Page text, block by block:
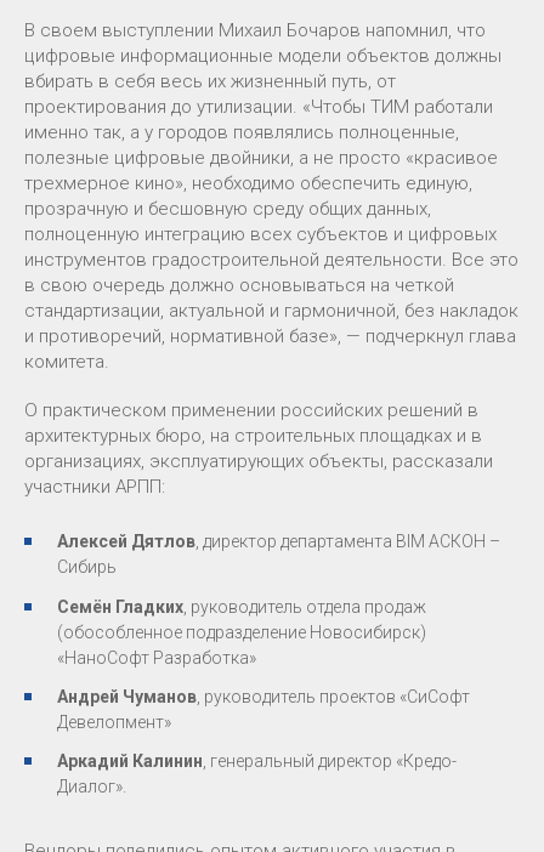
В своем выступлении Михаил Бочаров напомнил, что
цифровые информационные модели объектов должны
вбирать в себя весь их жизненный путь, от
проектирования до утилизации. «Чтобы ТИМ работали
именно так, а у городов появлялись полноценные,
полезные цифровые двойники, а не просто «красивое
трехмерное кино», необходимо обеспечить единую,
прозрачную и бесшовную среду общих данных,
полноценную интеграцию всех субъектов и цифровых
инструментов градостроительной деятельности. Все это
в свою очередь должно основываться на четкой
стандартизации, актуальной и гармоничной, без накладок
и противоречий, нормативной базе», — подчеркнул глава
комитета.
О практическом применении российских решений в
архитектурных бюро, на строительных площадках и в
организациях, эксплуатирующих объекты, рассказали
участники АРПП:
Алексей Дятлов, директор департамента BIM АСКОН –
Сибирь
Семён Гладких , руководитель отдела продаж
(обособленное подразделение Новосибирск)
«НаноСофт Разработка»
Андрей Чуманов , руководитель проектов «СиСофт
Девелопмент»
Аркадий Калинин , генеральный директор «Кредо-
Диалог».